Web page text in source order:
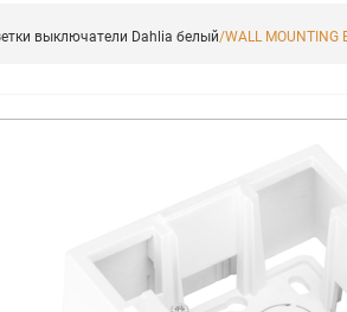
выключатели Dahlia белый/WALL MOUNTING